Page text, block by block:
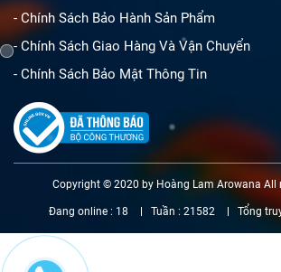
- Chính Sách Bảo Hành Sản Phẩm
- Chính Sách Giao Hàng Và Vận Chuyển
- Chính Sách Bảo Mật Thông Tin
Copyright © 2020 by Hoàng Lam Arowana All
Đang online : 18 Tuần : 21582 Tổng